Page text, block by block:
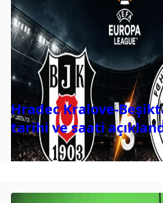
Hradec Kralove-
tarihi ve saati